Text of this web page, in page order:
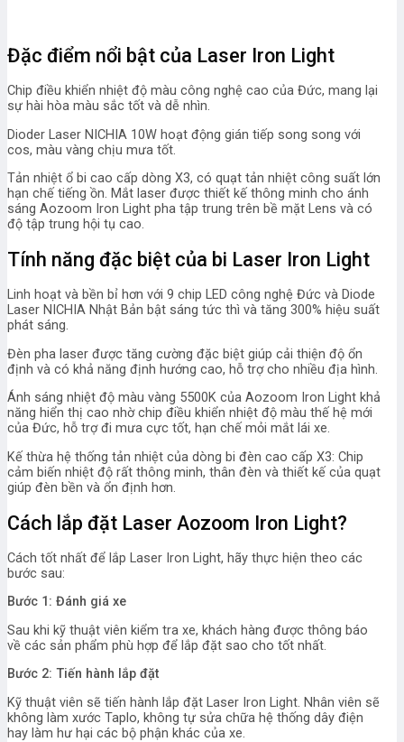
Đặc điểm nổi bật của Laser Iron Light
Chip điều khiển nhiệt độ màu công nghệ cao của Đức, mang lại
sự hài hòa màu sắc tốt và dễ nhìn.
Dioder Laser NICHIA 10W hoạt động gián tiếp song song với
cos, màu vàng chịu mưa tốt.
Tản nhiệt ổ bi cao cấp dòng X3, có quạt tản nhiệt công suất lớn
hạn chế tiếng ồn. Mắt laser được thiết kế thông minh cho ánh
sáng Aozoom Iron Light pha tập trung trên bề mặt Lens và có
độ tập trung hội tụ cao.
Tính năng đặc biệt của bi Laser Iron Light
Linh hoạt và bền bỉ hơn với 9 chip LED công nghệ Đức và Diode
Laser NICHIA Nhật Bản bật sáng tức thì và tăng 300% hiệu suất
phát sáng.
Đèn pha laser được tăng cường đặc biệt giúp cải thiện độ ổn
định và có khả năng định hướng cao, hỗ trợ cho nhiều địa hình.
Ánh sáng nhiệt độ màu vàng 5500K của Aozoom Iron Light khả
năng hiển thị cao nhờ chip điều khiển nhiệt độ màu thế hệ mới
của Đức, hỗ trợ đi mưa cực tốt, hạn chế mỏi mắt lái xe.
Kế thừa hệ thống tản nhiệt của dòng bi đèn cao cấp X3: Chip
cảm biến nhiệt độ rất thông minh, thân đèn và thiết kế của quạt
giúp đèn bền và ổn định hơn.
Cách lắp đặt Laser Aozoom Iron Light?
Cách tốt nhất để lắp Laser Iron Light, hãy thực hiện theo các
bước sau:
Bước 1: Đánh giá xe
Sau khi kỹ thuật viên kiểm tra xe, khách hàng được thông báo
về các sản phẩm phù hợp để lắp đặt sao cho tốt nhất.
Bước 2: Tiến hành lắp đặt
Kỹ thuật viên sẽ tiến hành lắp đặt Laser Iron Light. Nhân viên sẽ
không làm xước Taplo, không tự sửa chữa hệ thống dây điện
hay làm hư hại các bộ phận khác của xe.